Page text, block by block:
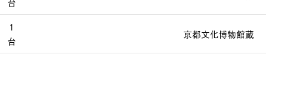
台
1
台
京都文化博物館蔵